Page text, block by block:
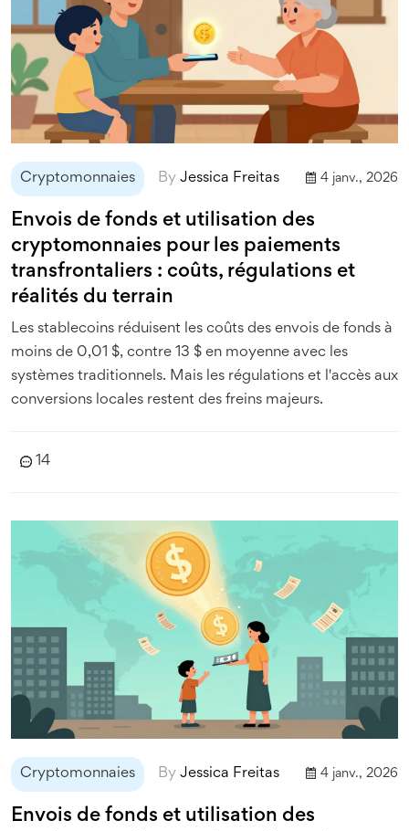
Cryptomonnaies By Jessica Freitas 4 janv., 2026
Envois de fonds et utilisation des
cryptomonnaies pour les paiements
transfrontaliers : coûts, régulations et
réalités du terrain
Les stablecoins réduisent les coûts des envois de fonds à
moins de 0,01 $, contre 13 $ en moyenne avec les
systèmes traditionnels. Mais les régulations et l'accès aux
conversions locales restent des freins majeurs.
14
Cryptomonnaies By Jessica Freitas 4 janv., 2026
Envois de fonds et utilisation des